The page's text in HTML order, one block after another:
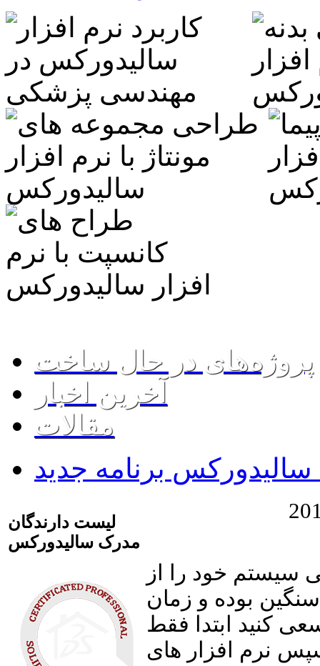
پروژه‌های در حال ساخت
آخرین اخبار
مقالات
لیست دارندگان
مدرک سالیدورکس
سیستم خود را از
سنگین بوده و زمان
کنید ابتدا فقط